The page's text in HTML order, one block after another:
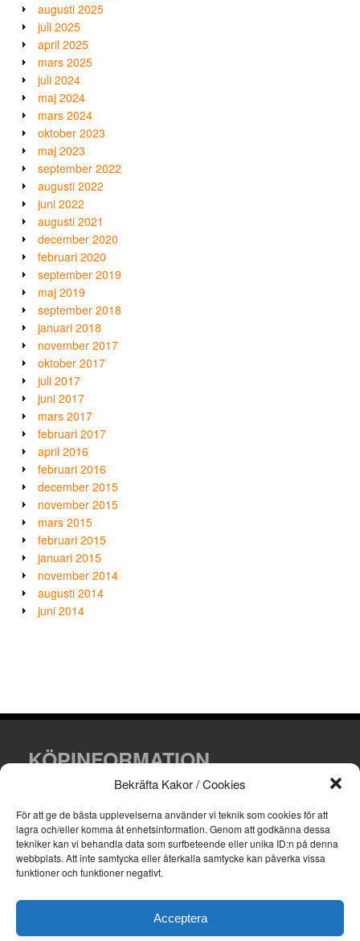
Bekräfta Kakor / Cookies
För att ge de bästa upplevelserna använder vi teknik som cookies för att
lagra och/eller komma åt enhetsinformation. Genom att godkänna dessa
tekniker kan vi behandla data som surfbeteende eller unika ID:n på denna
webbplats. Att inte samtycka eller återkalla samtycke kan påverka vissa
funktioner och funktioner negativt.
Acceptera
augusti 2025
juli 2025
april 2025
mars 2025
juli 2024
maj 2024
mars 2024
oktober 2023
maj 2023
september 2022
augusti 2022
juni 2022
augusti 2021
december 2020
februari 2020
september 2019
maj 2019
september 2018
januari 2018
november 2017
oktober 2017
juli 2017
juni 2017
mars 2017
februari 2017
april 2016
februari 2016
december 2015
november 2015
mars 2015
februari 2015
januari 2015
november 2014
augusti 2014
juni 2014
KÖPINFORMATION
Villkor och leveransinformation.
KONTAKTA OSS
Email: info@skyltfirman.se